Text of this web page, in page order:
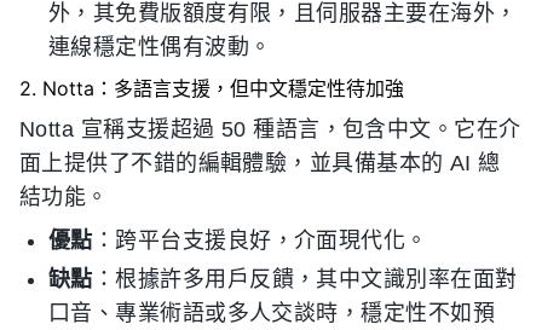
外，其免費版額度有限，且伺服器主要在海外，
連線穩定性偶有波動。
2. Notta：多語言支援，但中文穩定性待加強
Notta 宣稱支援超過 50 種語言，包含中文。它在介
面上提供了不錯的編輯體驗，並具備基本的 AI 總
結功能。
優點 ：跨平台支援良好，介面現代化。
缺點 ：根據許多用戶反饋，其中文識別率在面對
口音、專業術語或多人交談時，穩定性不如預